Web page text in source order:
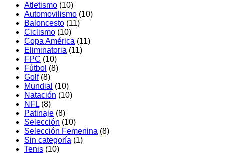
Atletismo (10)
Automovilismo (10)
Baloncesto (11)
Ciclismo (10)
Copa América (11)
Eliminatoria (11)
FPC (10)
Fútbol (8)
Golf(8)
Mundial (10)
Natación (10)
NFL (8)
Patinaje (8)
Selección (10)
Selección Femenina (8)
Sin categoría (1)
Tenis (10)